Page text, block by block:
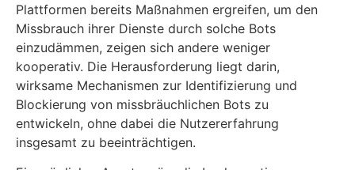
Plattformen bereits Maßnahmen ergreifen, um den
Missbrauch ihrer Dienste durch solche Bots
einzudämmen, zeigen sich andere weniger
kooperativ. Die Herausforderung liegt darin,
wirksame Mechanismen zur Identifizierung und
Blockierung von missbräuchlichen Bots zu
entwickeln, ohne dabei die Nutzererfahrung
insgesamt zu beeinträchtigen.